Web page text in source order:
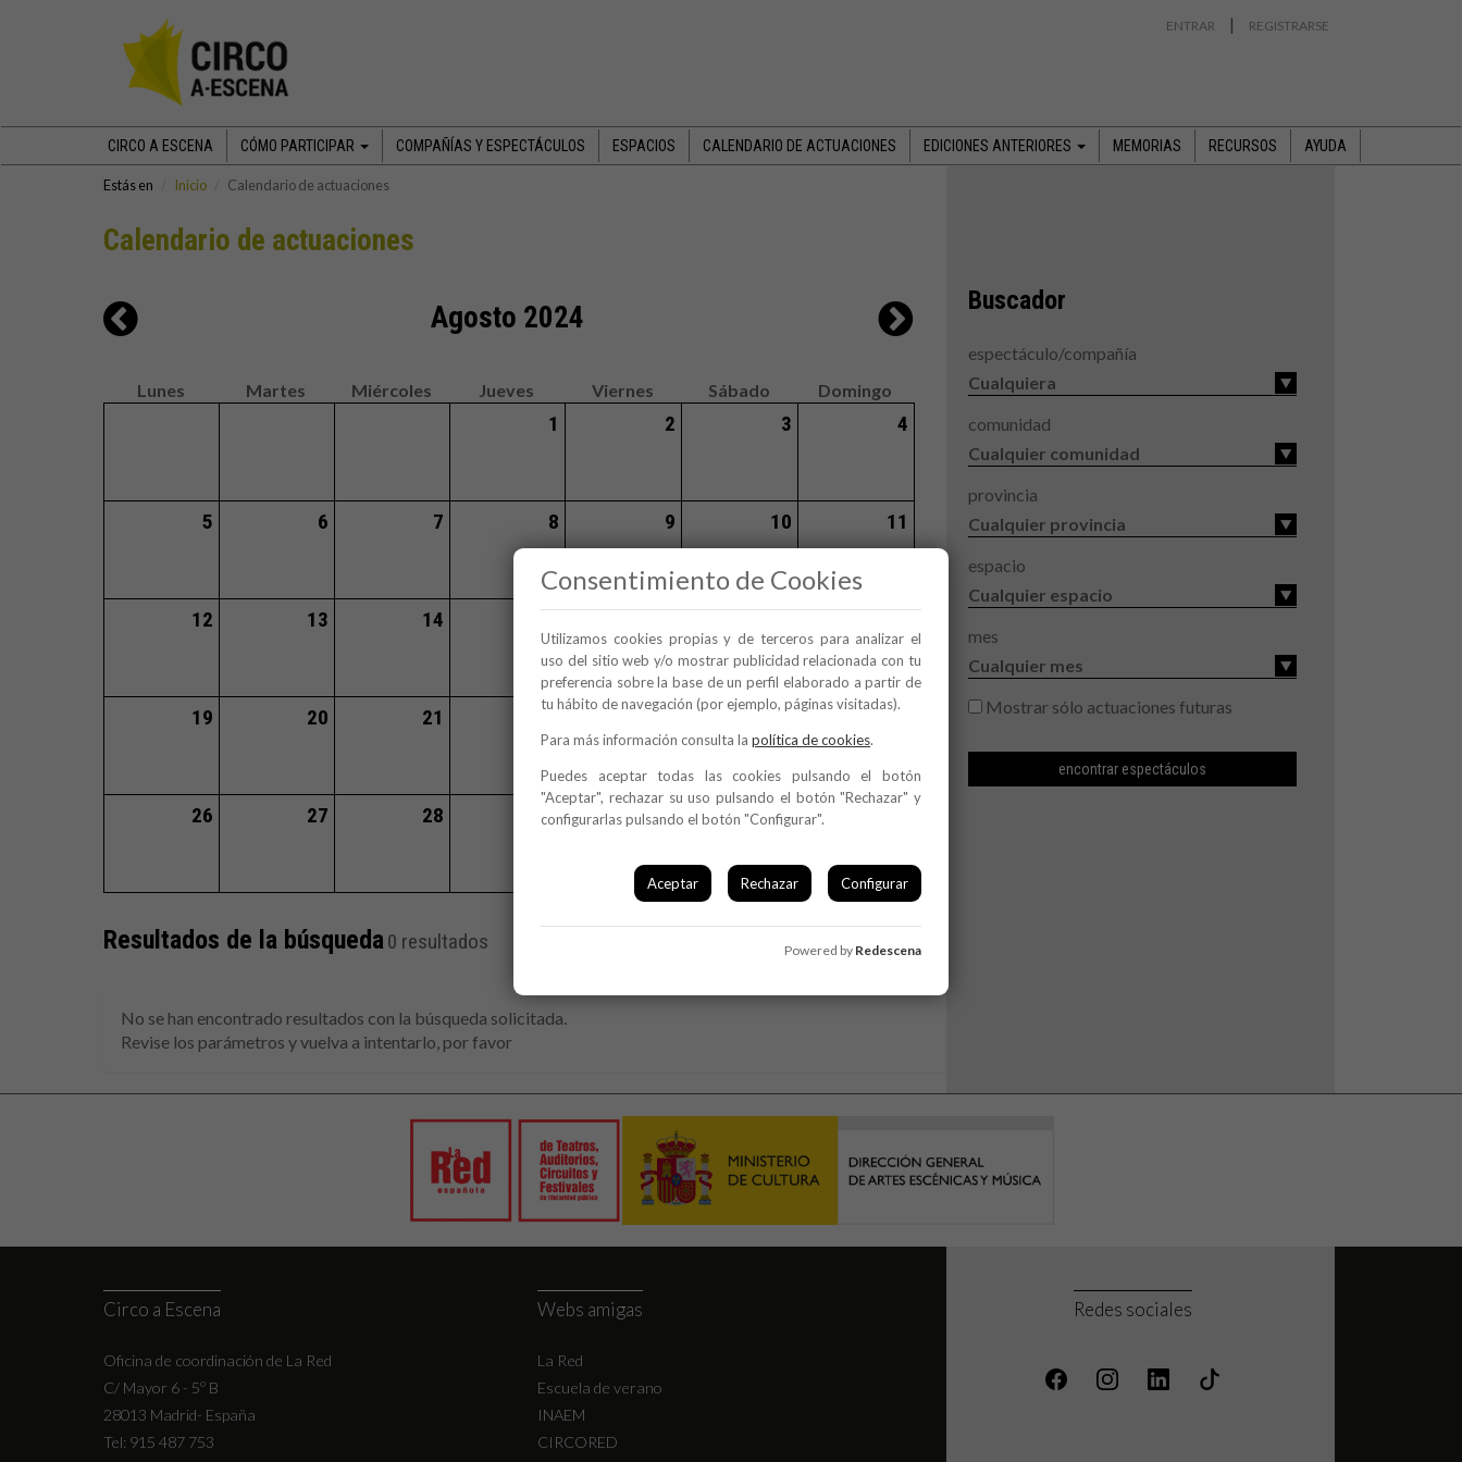
ENTRAR | REGISTRARSE
CIRCO A ESCENA CÓMO PARTICIPAR COMPAÑÍAS Y ESPECTÁCULOS ESPACIOS CALENDARIO DE ACTUACIONES EDICIONES ANTERIORES MEMORIAS RECURSOS AYUDA
Estás en Inicio Calendario de actuaciones
Calendario de actuaciones
Agosto 2024
Lunes Martes Miércoles Jueves Viernes Sábado Domingo
1 2 3 4
5 6 7 8 9 10 11
12 13 14
19 20 21 22 23 24 25
26 27 28 29 30 31
Resultados de la búsqueda0 resultados
No se han encontrado resultados con la búsqueda solicitada.
Revise los parámetros y vuelva a intentarlo, por favor
Buscador
espectáculo/compañía
comunidad
provincia
espacio
mes
Mostrar sólo actuaciones futuras
Circo a Escena
Oficina de coordinación de La Red
C/ Mayor 6 - 5º B
28013 Madrid- España
Tel: 915 487 753
Webs amigas
La Red
Escuela de verano
INAEM
CIRCORED
Redes sociales
Consentimiento de Cookies
Utilizamos cookies propias y de terceros para analizar el
uso del sitio web y/o mostrar publicidad relacionada con tu
preferencia sobre la base de un perfil elaborado a partir de
tu hábito de navegación (por ejemplo, páginas visitadas).
Para más información consulta la política de cookies.
Puedes aceptar todas las cookies pulsando el botón
"Aceptar", rechazar su uso pulsando el botón "Rechazar" y
configurarlas pulsando el botón "Configurar".
Aceptar Rechazar Configurar
Powered by Redescena